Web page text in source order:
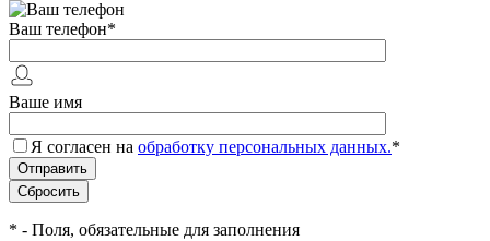
Ваш телефон*
Ваше имя
Я согласен на обработку персональных данных.*
* - Поля, обязательные для заполнения